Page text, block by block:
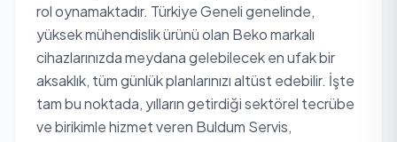
rol oynamaktadır. Türkiye Geneli genelinde,
yüksek mühendislik ürünü olan Beko markalı
cihazlarınızda meydana gelebilecek en ufak bir
aksaklık, tüm günlük planlarınızı altüst edebilir. İşte
tam bu noktada, yılların getirdiği sektörel tecrübe
ve birikimle hizmet veren Buldum Servis,